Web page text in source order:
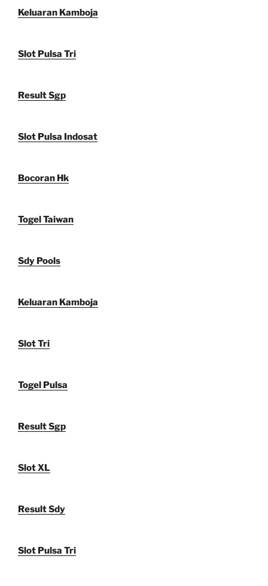
Keluaran Kamboja
Slot Pulsa Tri
Result Sgp
Slot Pulsa Indosat
Bocoran Hk
Togel Taiwan
Sdy Pools
Keluaran Kamboja
Slot Tri
Togel Pulsa
Result Sgp
Slot XL
Result Sdy
Slot Pulsa Tri